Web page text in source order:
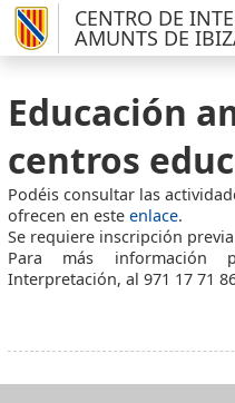
CENTRO DE
AMUNTS DE
Educación
centros
Podéis consultar las
ofrecen en esteenlace.
Se requiere inscripción
Para más información
Interpretación, al 971 17 71